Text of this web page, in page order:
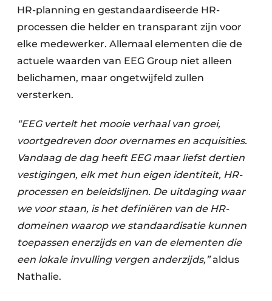
HR-planning en gestandaardiseerde HR-
processen die helder en transparant zijn voor
elke medewerker. Allemaal elementen die de
actuele waarden van EEG Group niet alleen
belichamen, maar ongetwijfeld zullen
versterken.
“EEG vertelt het mooie verhaal van groei,
voortgedreven door overnames en acquisities.
Vandaag de dag heeft EEG maar liefst dertien
vestigingen, elk met hun eigen identiteit, HR-
processen en beleidslijnen. De uitdaging waar
we voor staan, is het definiëren van de HR-
domeinen waarop we standaardisatie kunnen
toepassen enerzijds en van de elementen die
een lokale invulling vergen anderzijds,”aldus
Nathalie.